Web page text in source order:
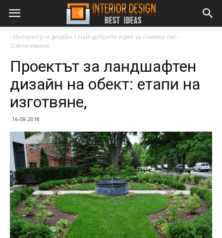
› Интериор и дизайн • Най-добрите идеи за снимки тук! ›
Озеленяване
Проектът за ландшафтен
дизайн на обект: етапи на
изготвяне,
16-08-2018